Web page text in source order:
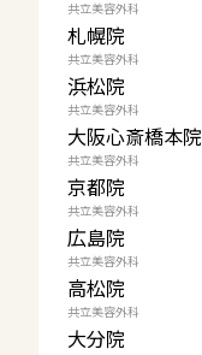
共立美容外科
札幌院
共立美容外科
浜松院
共立美容外科
大阪心斎橋本院
共立美容外科
京都院
共立美容外科
広島院
共立美容外科
高松院
共立美容外科
大分院